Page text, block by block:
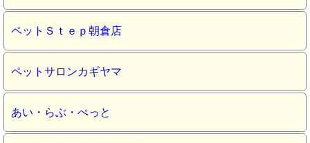
ペットＳｔｅｐ朝倉店
ペットサロンカギヤマ
あい・らぶ・ぺっと